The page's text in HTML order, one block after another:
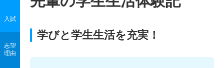
入試
志望
理由
学びと学生生活を充実！